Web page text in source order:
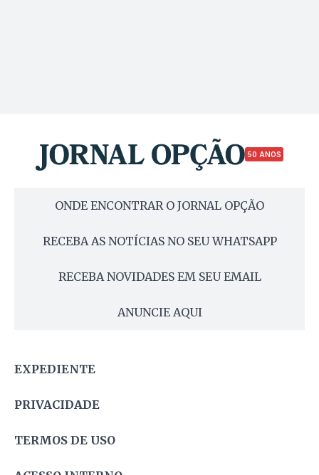
50 ANOS
ONDE ENCONTRAR O JORNAL OPÇÃO
RECEBA AS NOTÍCIAS NO SEU WHATSAPP
RECEBA NOVIDADES EM SEU EMAIL
ANUNCIE AQUI
EXPEDIENTE
PRIVACIDADE
TERMOS DE USO